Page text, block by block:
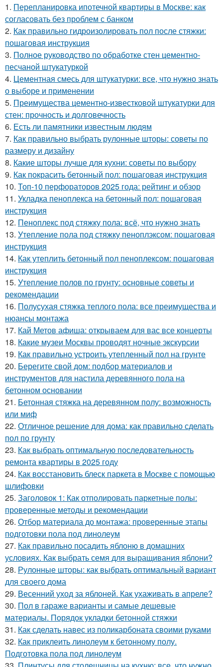
1. Перепланировка ипотечной квартиры в Москве: как
согласовать без проблем с банком
2. Как правильно гидроизолировать пол после стяжки:
пошаговая инструкция
3. Полное руководство по обработке стен цементно-
песчаной штукатуркой
4. Цементная смесь для штукатурки: все, что нужно знать
о выборе и применении
5. Преимущества цементно-известковой штукатурки для
стен: прочность и долговечность
6. Есть ли памятники известным людям
7. Как правильно выбрать рулонные шторы: советы по
размеру и дизайну
8. Какие шторы лучше для кухни: советы по выбору
9. Как покрасить бетонный пол: пошаговая инструкция
10. Топ-10 перфораторов 2025 года: рейтинг и обзор
11. Укладка пеноплекса на бетонный пол: пошаговая
инструкция
12. Пеноплекс под стяжку пола: всё, что нужно знать
13. Утепление пола под стяжку пеноплэксом: пошаговая
инструкция
14. Как утеплить бетонный пол пеноплексом: пошаговая
инструкция
15. Утепление полов по грунту: основные советы и
рекомендации
16. Полусухая стяжка теплого пола: все преимущества и
нюансы монтажа
17. Кай Метов афиша: открываем для вас все концерты
18. Какие музеи Москвы проводят ночные экскурсии
19. Как правильно устроить утепленный пол на грунте
20. Берегите свой дом: подбор материалов и
инструментов для настила деревянного пола на
бетонном основании
21. Бетонная стяжка на деревянном полу: возможность
или миф
22. Отличное решение для дома: как правильно сделать
пол по грунту
23. Как выбрать оптимальную последовательность
ремонта квартиры в 2025 году
24. Как восстановить блеск паркета в Москве с помощью
шлифовки
25. Заголовок 1: Как отполировать паркетные полы:
проверенные методы и рекомендации
26. Отбор материала до монтажа: проверенные этапы
подготовки пола под линолеум
27. Как правильно посадить яблоню в домашних
условиях. Как выбрать семя для выращивания яблони?
28. Рулонные шторы: как выбрать оптимальный вариант
для своего дома
29. Весенний уход за яблоней. Как ухаживать в апреле?
30. Пол в гараже варианты и самые дешевые
материалы. Порядок укладки бетонной стяжки
31. Как сделать навес из поликарбоната своими руками
32. Как приклеить линолеум к бетонному полу.
Подготовка пола под линолеум